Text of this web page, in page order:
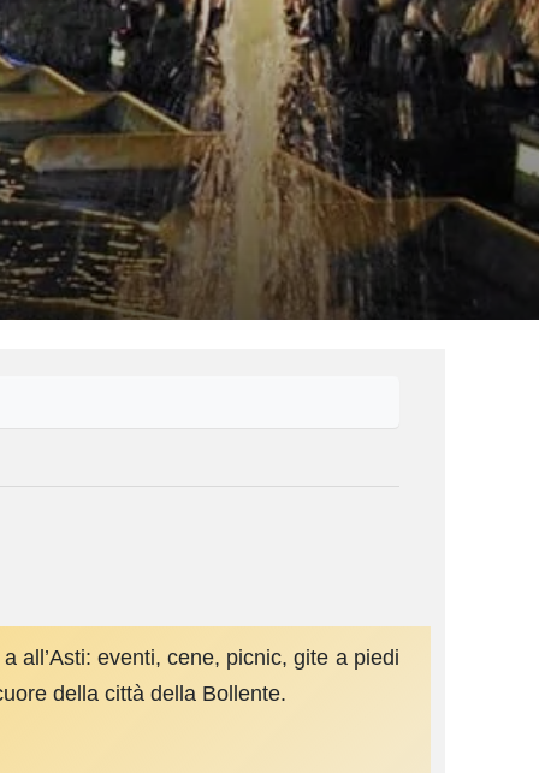
all’Asti: eventi, cene, picnic, gite a piedi
della città della Bollente.